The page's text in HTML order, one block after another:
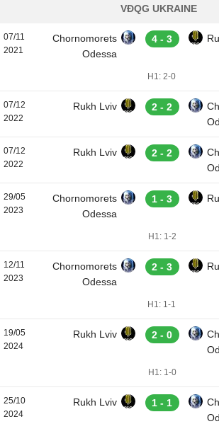
VĐQG UKRAINE
07/11
2021
Chornomorets
Odessa
4 - 3
H1: 2-0
07/12
2022
Rukh Lviv 2 - 2
07/12
2022
Rukh Lviv 2 - 2
29/05
2023
Chornomorets
Odessa
1 - 3
H1: 1-2
12/11
2023
Chornomorets
Odessa
2 - 3
H1: 1-1
19/05
2024
Rukh Lviv 2 - 0
H1: 1-0
25/10
2024
Rukh Lviv 1 - 1